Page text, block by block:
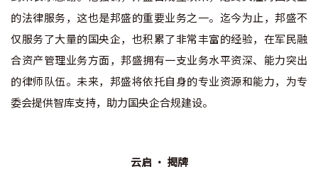
的法律服务，这也是邦盛的重要业务之一。迄今为止，邦盛不
仅服务了大量的国央企，也积累了非常丰富的经验，在军民融
合资产管理业务方面，邦盛拥有一支业务水平资深、能力突出
的律师队伍。未来，邦盛将依托自身的专业资源和能力，为专
委会提供智库支持，助力国央企合规建设。
云启 · 揭牌